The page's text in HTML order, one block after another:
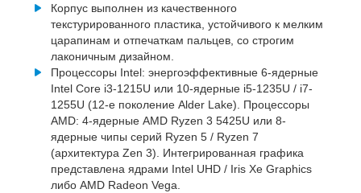
Корпус выполнен из качественного
текстурированного пластика, устойчивого к мелким
царапинам и отпечаткам пальцев, со строгим
лаконичным дизайном.
Процессоры Intel: энергоэффективные 6-ядерные
Intel Core i3-1215U или 10-ядерные i5-1235U / i7-
1255U (12-е поколение Alder Lake). Процессоры
AMD: 4-ядерные AMD Ryzen 3 5425U или 8-
ядерные чипы серий Ryzen 5 / Ryzen 7
(архитектура Zen 3). Интегрированная графика
представлена ядрами Intel UHD / Iris Xe Graphics
либо AMD Radeon Vega.